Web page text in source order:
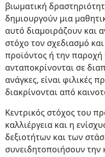
βιωματική
δημιουργούν μια
αυτό διαμοιράζουν και
στόχο τον σχεδιασμό
προϊόντος ή την
ανταποκρίνονται σε
ανάγκες, είναι φιλικές
διακρίνονται από
Κεντρικός στόχος του
καλλιέργεια και η
δεξιοτήτων και των
συνειδητοποιήσουν